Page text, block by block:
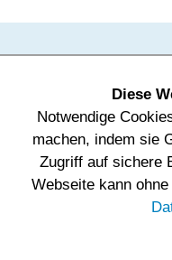
Diese
Notwendige
machen, indem sie
Zugriff auf sichere
Webseite kann
Unsere Gemeinde
Aktuelle Seite:
Porzellanausstellung